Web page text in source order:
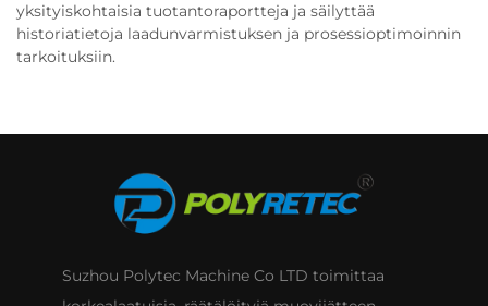
yksityiskohtaisia tuotantoraportteja ja säilyttää
historiatietoja laadunvarmistuksen ja prosessioptimoinnin
tarkoituksiin.
Suzhou Polytec Machine Co LTD toimittaa